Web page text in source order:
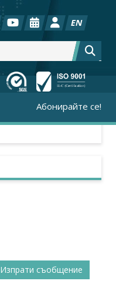
EN
Абонирайте се!
Изпрати съобщение